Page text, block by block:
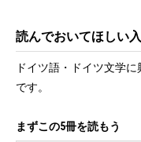
読んでおいてほしい
ドイツ語・ドイツ文学
です。
まずこの5冊を読もう